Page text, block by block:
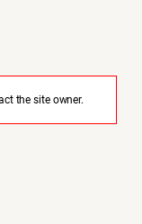
the site owner.